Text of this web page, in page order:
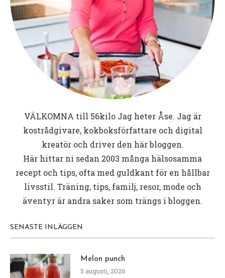
VÄLKOMNA till 56kiloJag heter Åse. Jag är
kostrådgivare, kokboksförfattare och digital
kreatör och driver den här bloggen.
Här hittar ni sedan 2003 många hälsosamma
recept och tips, ofta med guldkant för en hållbar
livsstil. Träning, tips, familj, resor, mode och
äventyr är andra saker som trängs i bloggen.
SENASTE INLÄGGEN
Melon punch
5 augusti, 2026